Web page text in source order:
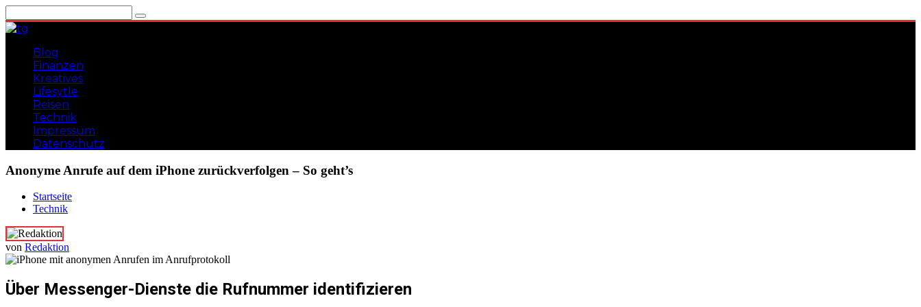
Inhalt
springen
Blog
Finanzen
Kreatives
Lifesytle
Reisen
Technik
Impressum
Datenschutz
teuflischgenial
Gadgets, Lifehacks, Tipps und Tricks
Anonyme Anrufe auf dem iPhone zurückverfolgen – So geht’s
Startseite
Technik
von Redaktion
Über Messenger-Dienste die Rufnummer identifizieren